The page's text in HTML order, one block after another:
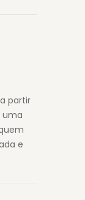
partir
uma
e